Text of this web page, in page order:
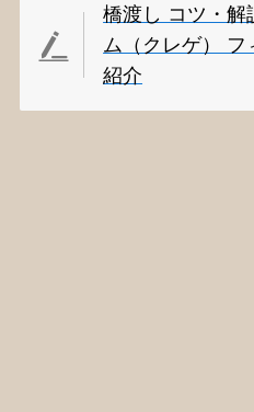
橋渡し コツ・解
ム（クレゲ） フ
紹介